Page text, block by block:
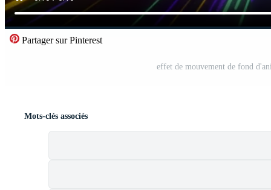
Partager sur Pinterest
effet de mouvement de fond
Mots-clés associés